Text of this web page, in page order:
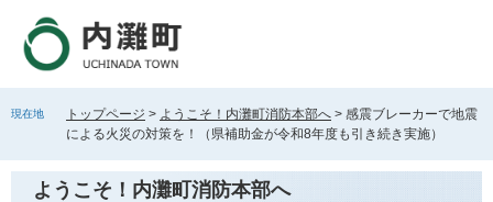
す
し
現在地 トップページ > ようこそ！内灘町消防本部へ > 感震ブレーカーで地震
による火災の対策を！（県補助金が令和8年度も引き続き実施）
ようこそ！内灘町消防本部へ